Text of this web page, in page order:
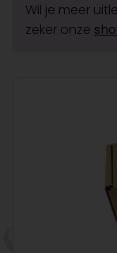
Wil je meer
zeker onze